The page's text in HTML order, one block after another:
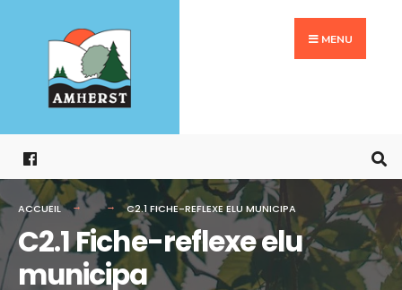
contenu
MENU
ACCUEIL C2.1 FICHE-REFLEXE ELU MUNICIPA
C2.1 Fiche-reflexe elu
municipa
for: